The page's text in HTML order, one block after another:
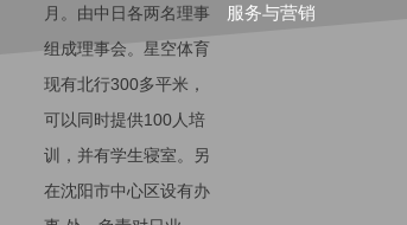
月。由中日各两名理事
组成理事会。星空体育
现有北行300多平米，
可以同时提供100人培
训，并有学生寝室。另
在沈阳市中心区设有办
服务与营销